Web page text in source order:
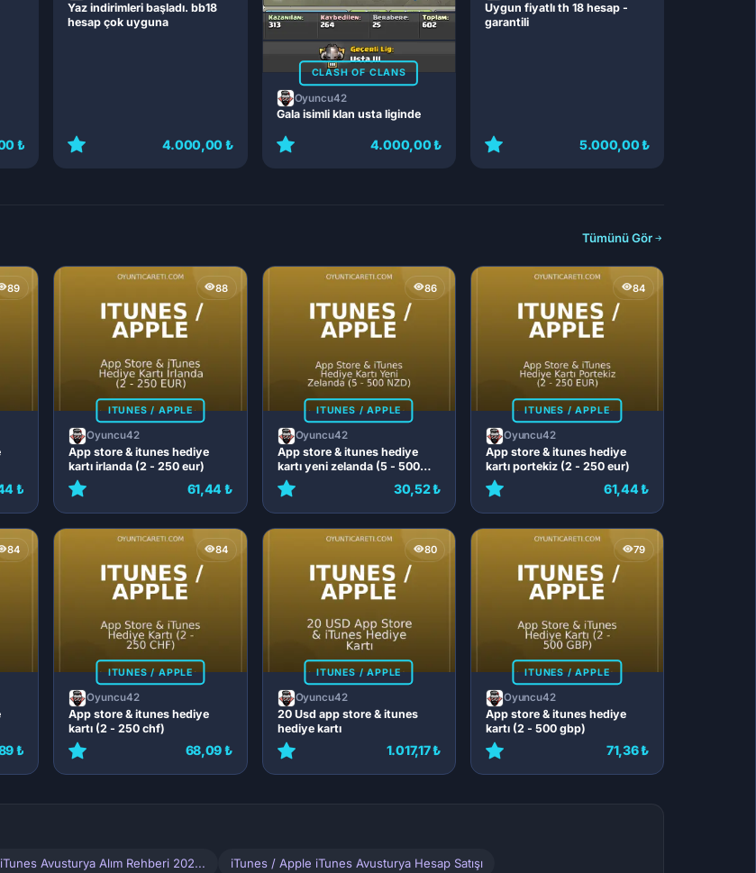
₺
Yaz indirimleri başladı. bb18
hesap çok uyguna
4.000,00 ₺
CLASH OF CLANS
Oyuncu42
Gala isimli klan usta liginde
4.000,00 ₺
Uygun fiyatlı th 18 hesap -
garantili
5.000,00 ₺
Tümünü Gör
89
₺
88
ITUNES / APPLE
Oyuncu42
App store & itunes hediye
kartı irlanda (2 - 250 eur)
61,44 ₺
86
ITUNES / APPLE
Oyuncu42
App store & itunes hediye
kartı yeni zelanda (5 - 500
nzd)
30,52 ₺
84
ITUNES / APPLE
Oyuncu42
App store & itunes hediye
kartı portekiz (2 - 250 eur)
61,44 ₺
84
₺
84
ITUNES / APPLE
Oyuncu42
App store & itunes hediye
kartı (2 - 250 chf)
68,09 ₺
80
ITUNES / APPLE
Oyuncu42
20 Usd app store & itunes
hediye kartı
1.017,17 ₺
79
ITUNES / APPLE
Oyuncu42
App store & itunes hediye
kartı (2 - 500 gbp)
71,36 ₺
Avusturya Alım Rehberi 202... iTunes / Apple iTunes Avusturya Hesap Satışı